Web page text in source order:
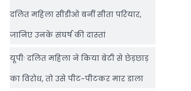
दलित महिला सीडीओ बनीं सीता परियार,
जानिए उनके संघर्ष की दास्‍तां
यूपीः दलित महिला ने किया बेटी से छेड़छाड़
का विरोध, तो उसे पीट-पीटकर मार डाला